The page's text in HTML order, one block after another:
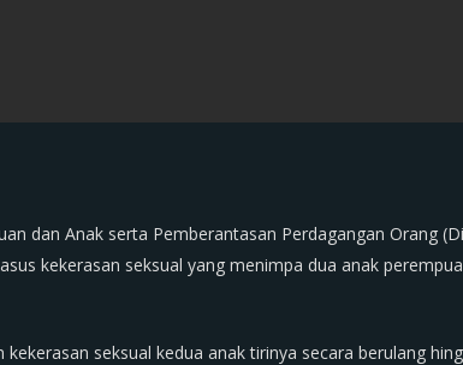
dan Anak serta Pemberantasan Perdagangan Orang
kekerasan seksual yang menimpa dua anak
seksual kedua anak tirinya secara berulang